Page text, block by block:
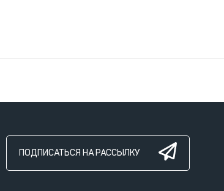
ПОДПИСАТЬСЯ НА РАССЫЛКУ